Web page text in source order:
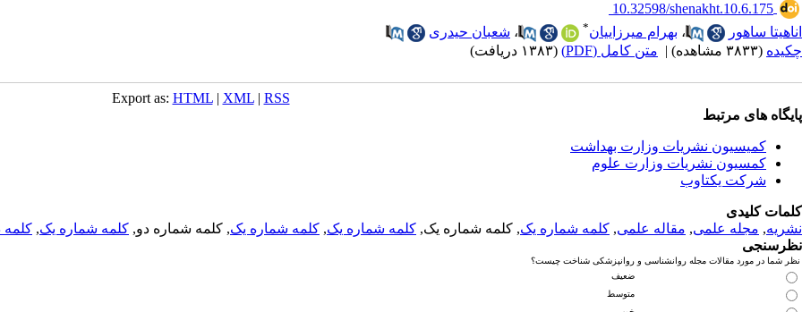
‎ 10.32598/shenakht.10.6.175
اناهیتا ساهور
، بهرام میرزاییان* ، شعبان حیدری
چکیده (۳۸۳۳ مشاهده) | متن کامل (PDF) (۱۳۸۳ دریافت)
Export as: HTML| XML| RSS
پایگاه های مرتبط
کمیسیون نشریات وزارت بهداشت
کمسیون نشریات وزارت علوم
شرکت یکتاوب
کلمات کلیدی
نشریه, مجله علمی, مقاله علمی, کلمه شماره یک, کلمه شماره یک, کلمه شماره یک, کلمه شماره یک, کلمه شماره دو, کلمه شماره یک, کلمه
نظرسنجی
نظر شما در مورد مقالات مجله روانشناسی و روانپزشکی شناخت چیست؟
ضعیف
متوسط